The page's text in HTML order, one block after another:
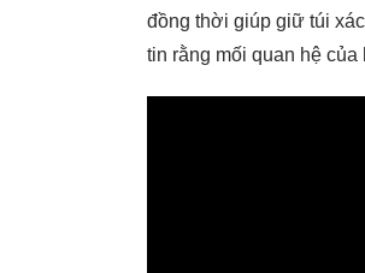
đồng thời giúp giữ túi
tin rằng mối quan hệ